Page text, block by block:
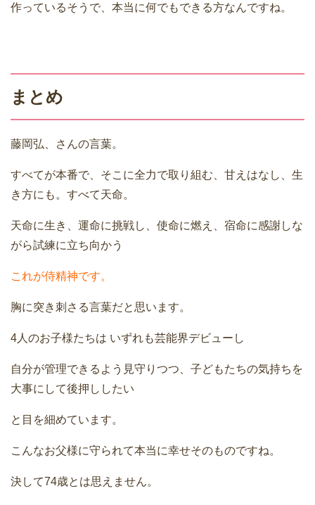
作っているそうで、本当に何でもできる方なんですね。
まとめ
藤岡弘、さんの言葉。
すべてが本番で、そこに全力で取り組む、甘えはなし、生
き方にも。すべて天命。
天命に生き、運命に挑戦し、使命に燃え、宿命に感謝しな
がら試練に立ち向かう
これが侍精神です。
胸に突き刺さる言葉だと思います。
4人のお子様たちは いずれも芸能界デビューし
自分が管理できるよう見守りつつ、子どもたちの気持ちを
大事にして後押ししたい
と目を細めています。
こんなお父様に守られて本当に幸せそのものですね。
決して74歳とは思えません。